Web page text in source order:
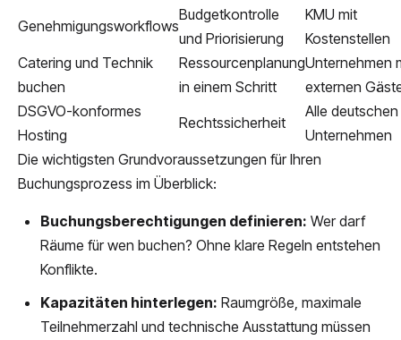
Genehmigungsworkflows
Budgetkontrolle
und Priorisierung
KMU mit
Kostenstellen
Catering und Technik
buchen
Ressourcenplanung
in einem Schritt
Unternehmen
externen
DSGVO-konformes
Hosting
Rechtssicherheit
Alle deutschen
Unternehmen
Die wichtigsten Grundvoraussetzungen für Ihren
Buchungsprozess im Überblick:
Buchungsberechtigungen definieren: Wer darf
Räume für wen buchen? Ohne klare Regeln entstehen
Konflikte.
Kapazitäten hinterlegen: Raumgröße, maximale
Teilnehmerzahl und technische Ausstattung müssen